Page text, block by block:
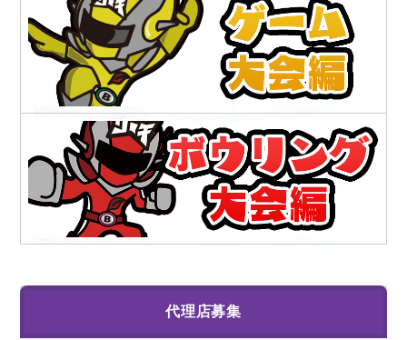
代理店募集